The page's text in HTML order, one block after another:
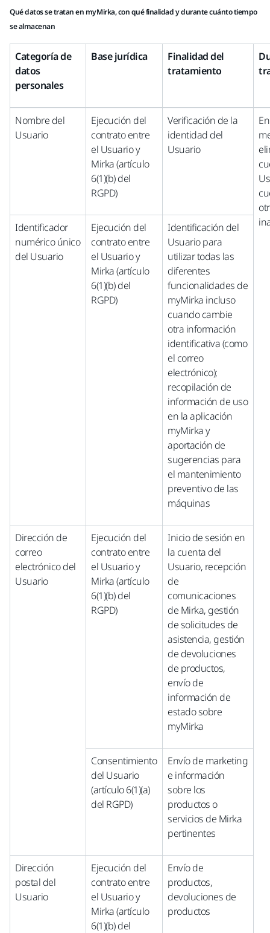
Qué datos se tratan en myMirka, con qué finalidad y durante cuánto tiempo
se almacenan
Categoría de
datos
personales
Base jurídica
Finalidad del
tratamiento
Nombre del
Usuario
Ejecución del
contrato entre
el Usuario y
Mirka (artículo
6(1)(b) del
RGPD)
Verificación de la
identidad del
Usuario
Identificador
numérico único
del Usuario
Ejecución del
contrato entre
el Usuario y
Mirka (artículo
6(1)(b) del
RGPD)
Identificación del
Usuario para
utilizar todas las
diferentes
funcionalidades de
myMirka incluso
cuando cambie
otra información
identificativa (como
el correo
electrónico);
recopilación de
información de uso
en la aplicación
myMirka y
aportación de
sugerencias para
el mantenimiento
preventivo de las
máquinas
Dirección de
correo
electrónico del
Usuario
Ejecución del
contrato entre
el Usuario y
Mirka (artículo
6(1)(b) del
RGPD)
Inicio de sesión en
la cuenta del
Usuario, recepción
de
comunicaciones
de Mirka, gestión
de solicitudes de
asistencia, gestión
de devoluciones
de productos,
envío de
información de
estado sobre
myMirka
Consentimiento
del Usuario
(artículo 6(1)(a)
del RGPD)
Envío de marketing
e información
sobre los
productos o
servicios de Mirka
pertinentes
Dirección
postal del
Usuario
Ejecución del
contrato entre
el Usuario y
Mirka (artículo
6(1)(b) del
Envío de
productos,
devoluciones de
productos